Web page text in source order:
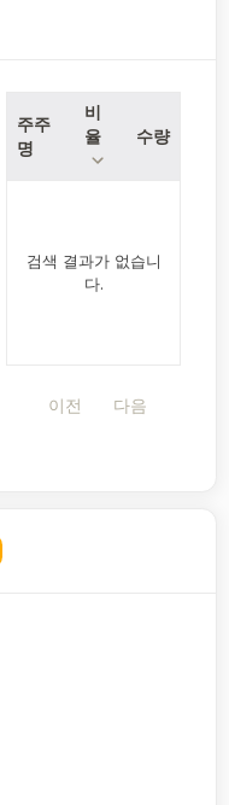
주주
명
비
율
수량
검색 결과가 없습니
다.
이전 다음